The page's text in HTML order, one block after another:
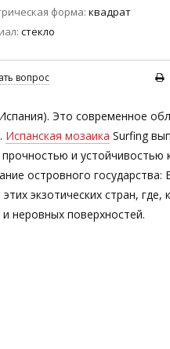
форма квадрат
стекло
вопрос
Это современное
Испанская мозаика Surfing
и
островного
экзотических стран,
неровных поверхностей.